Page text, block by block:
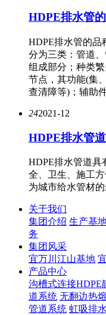
HDPE排水管
HDPE排水管的品
分为三类：管道
组成部分；种类
节点，其功能(集
查清障等)；辅助
242021-12
HDPE排水管
HDPE排水管道具
全、卫生、施工
为城市给水管材的
关于我们
集团介绍 生产基
务
集团风采
宜万川江山基地
产品中心
沟槽式连接HDPE
道系统 无翻边热
管道系统 虹吸排